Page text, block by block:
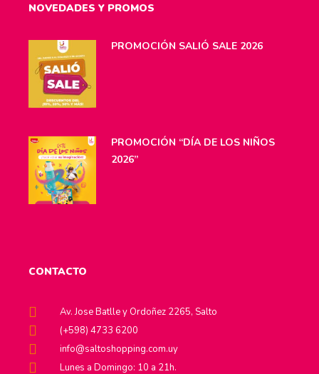
NOVEDADES Y PROMOS
PROMOCIÓN SALIÓ SALE 2026
PROMOCIÓN “DÍA DE LOS NIÑOS
2026”
CONTACTO
Av. Jose Batlle y Ordoñez 2265, Salto
(+598) 4733 6200
info@saltoshopping.com.uy
Lunes a Domingo: 10 a 21h.